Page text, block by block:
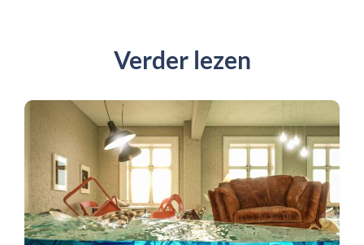
Verder lezen